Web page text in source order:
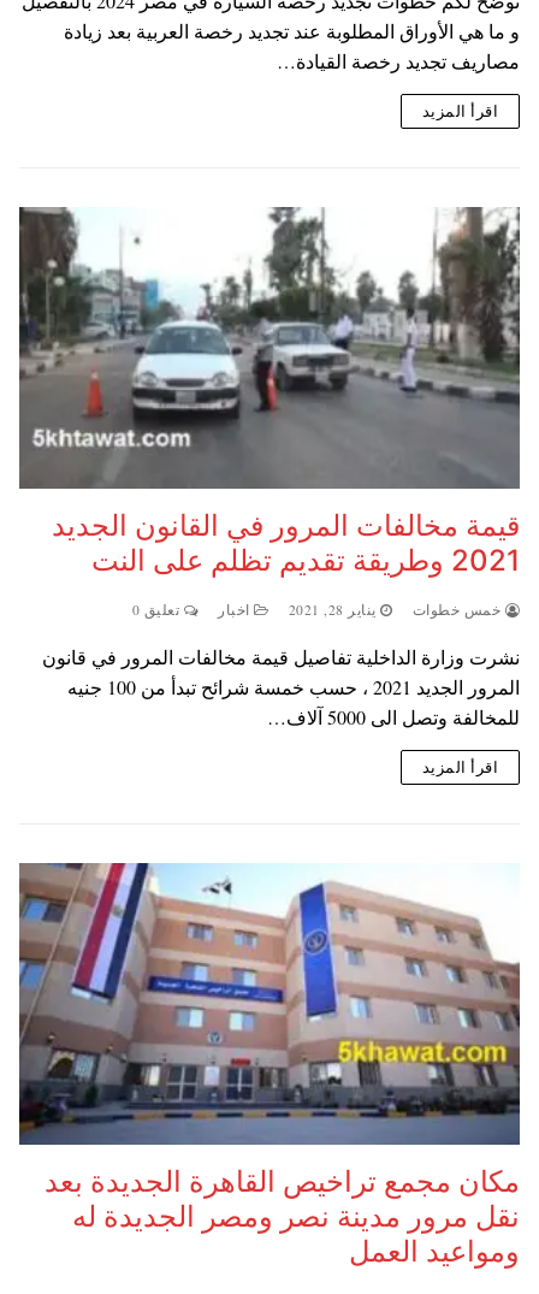
و ما هي الأوراق المطلوبة عند تجديد رخصة العربية بعد زيادة
مصاريف تجديد رخصة القيادة…
اقرأ المزيد
قيمة مخالفات المرور في القانون الجديد
2021 وطريقة تقديم تظلم على النت
خمس خطوات يناير 28, 2021 اخبار تعليق 0
نشرت وزارة الداخلية تفاصيل قيمة مخالفات المرور في قانون
المرور الجديد 2021 ، حسب خمسة شرائح تبدأ من 100 جنيه
للمخالفة وتصل الى 5000 آلاف…
اقرأ المزيد
مكان مجمع تراخيص القاهرة الجديدة بعد
نقل مرور مدينة نصر ومصر الجديدة له
ومواعيد العمل